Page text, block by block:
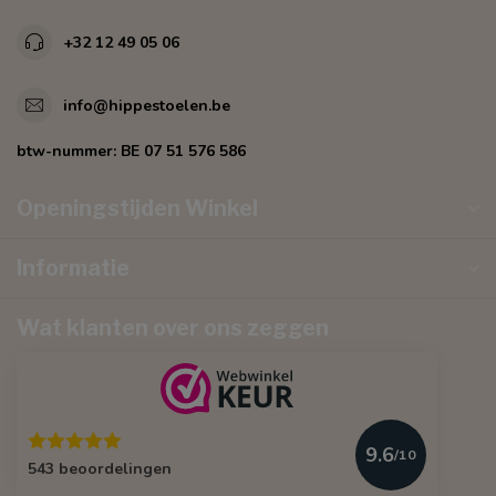
+32 12 49 05 06
info@hippestoelen.be
btw-nummer: BE 07 51 576 586
543 beoordelingen
9.6/10